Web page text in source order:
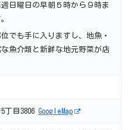
日曜日の早朝５時から９時ま
でも手に入りますし、地魚・
魚介類と新鮮な地元野菜が店
丁目3806 GoogleMap